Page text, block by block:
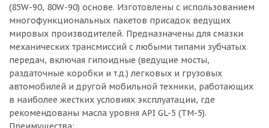
(85W-90, 80W-90) основе. Изготовлены с использованием
многофункциональных пакетов присадок ведущих
мировых производителей. Предназначены для смазки
механических трансмиссий с любыми типами зубчатых
передач, включая гипоидные (ведущие мосты,
раздаточные коробки и т.д.) легковых и грузовых
автомобилей и другой мобильной техники, работающих
в наиболее жестких условиях эксплуатации, где
рекомендованы масла уровня API GL-5 (ТМ-5).